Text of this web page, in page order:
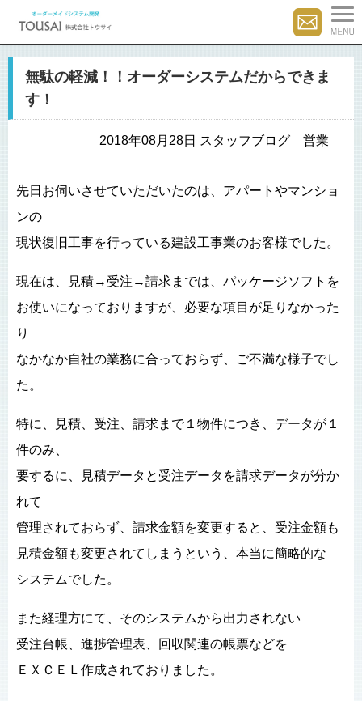
無駄の軽減！！オーダーシステムだからできま
す！
2018年08月28日 スタッフブログ 営業
先日お伺いさせていただいたのは、アパートやマンショ
ンの
現状復旧工事を行っている建設工事業のお客様でした。
現在は、見積→受注→請求までは、パッケージソフトを
お使いになっておりますが、必要な項目が足りなかった
り
なかなか自社の業務に合っておらず、ご不満な様子でし
た。
特に、見積、受注、請求まで１物件につき、データが１
件のみ、
要するに、見積データと受注データを請求データが分か
れて
管理されておらず、請求金額を変更すると、受注金額も
見積金額も変更されてしまうという、本当に簡略的な
システムでした。
また経理方にて、そのシステムから出力されない
受注台帳、進捗管理表、回収関連の帳票などを
ＥＸＣＥＬ作成されておりました。